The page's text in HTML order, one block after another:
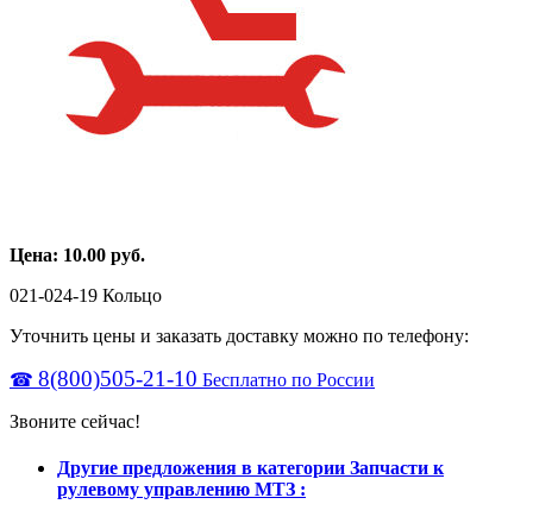
Цена: 10.00 руб.
021-024-19 Кольцо
Уточнить цены и заказать доставку можно по телефону:
☎ 8(800)505-21-10 Бесплатно по России
Звоните сейчас!
Другие предложения в категории Запчасти к
рулевому управлению МТЗ :